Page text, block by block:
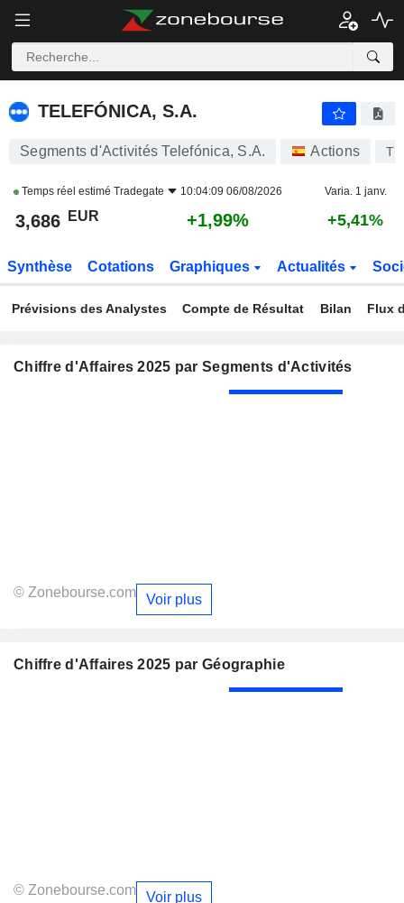
TELEFÓNICA, S.A.
TELEFÓNICA, S.A.
Segments d'Activités Telefónica, S.A. Actions
Temps réel estimé Tradegate 10:04:09 06/08/2026 Varia. 1 janv.
3,686 EUR +1,99% +5,41%
Synthèse Cotations Graphiques Actualités
Prévisions des Analystes Compte de Résultat Bilan Flux
Chiffre d'Affaires 2025 par Segments d'Activités
© Zonebourse.com Voir plus
Chiffre d'Affaires 2025 par Géographie
© Zonebourse.com Voir plus